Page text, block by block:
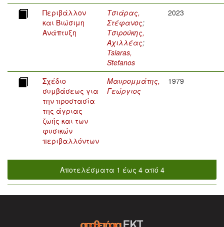
Περιβάλλον
και Βιώσιμη
Ανάπτυξη
Τσιάρας,
Στέφανος;
Τσιρούκης,
Αχιλλέας;
Tsiaras,
Stefanos
2023
Σχέδιο
συμβάσεως για
την προστασία
της άγριας
ζωής και των
φυσικών
περιβαλλόντων
Μαυρομμάτης,
Γεώργιος
1979
Αποτελέσματα 1 έως 4 από 4